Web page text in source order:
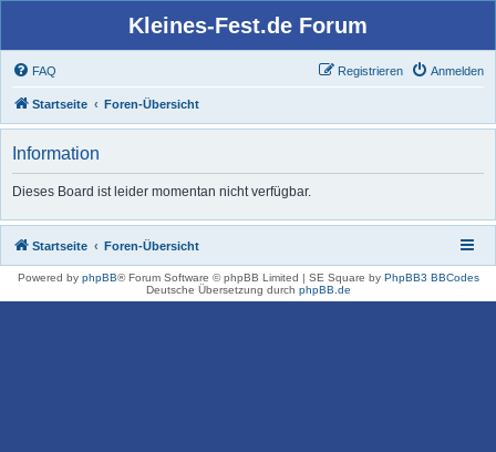
Kleines-Fest.de Forum
FAQ Anmelden
Registrieren
Startseite Foren-Übersicht
Information
Dieses Board ist leider momentan nicht verfügbar.
Startseite Foren-Übersicht
Powered by phpBB® Forum Software © phpBB Limited | SE Square by PhpBB3 BBCodes
Deutsche Übersetzung durch phpBB.de